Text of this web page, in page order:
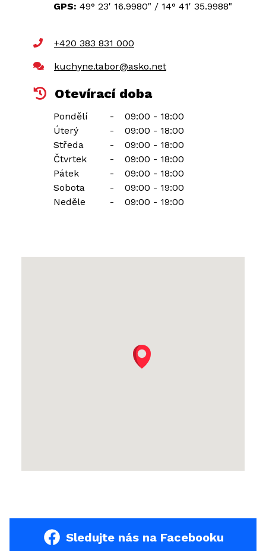
GPS: 49° 23' 16.9980" / 14° 41' 35.9988"
+420 383 831 000
kuchyne.tabor@asko.net
Otevírací doba
Pondělí -
09:00 - 18:00
Úterý
-
09:00 - 18:00
Středa
-
09:00 - 18:00
Čtvrtek
-
09:00 - 18:00
Pátek
-
09:00 - 18:00
Sobota
-
09:00 - 19:00
Neděle
- 09:00 - 19:00
Sledujte nás na Facebooku